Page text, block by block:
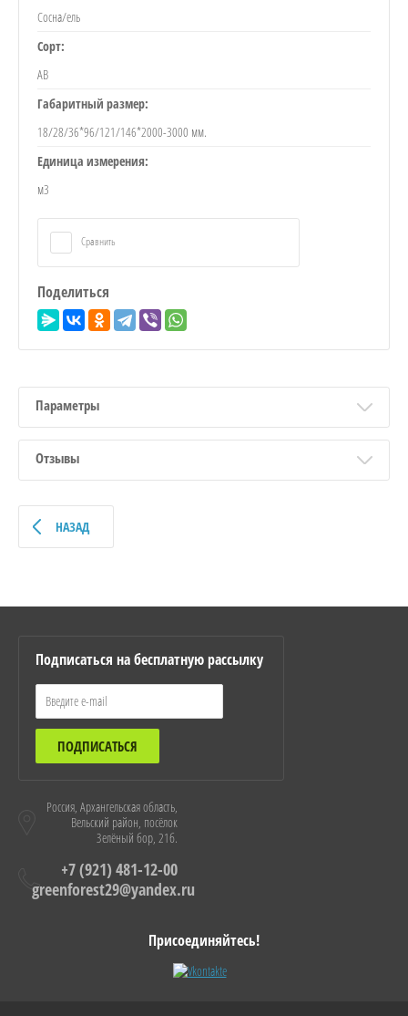
Сосна/ель
Сорт:
АB
Габаритный размер:
18/28/36*96/121/146*2000-3000 мм.
Единица измерения:
м3
Сравнить
Поделиться
Параметры
Отзывы
НАЗАД
Подписаться на бесплатную рассылку
ПОДПИСАТЬСЯ
Россия, Архангельская область,
Вельский район, посёлок
Зелёный бор, 21б.
+7 (921) 481-12-00
greenforest29@yandex.ru
Присоединяйтесь!